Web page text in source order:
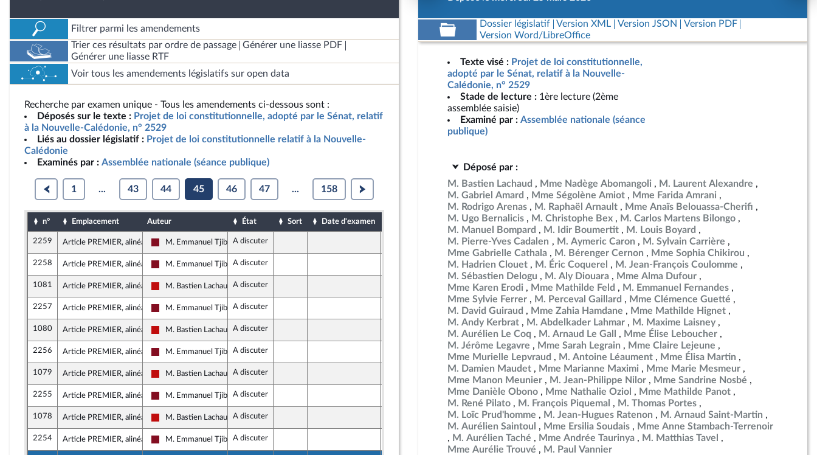
Filtrer parmi les amendements
Trier ces résultats par ordre de passage
Générer une liasse PDF
Générer une liasse RTF
Voir tous les amendements législatifs sur open data
Recherche par examen unique - Tous les amendements ci-dessous sont :
Déposés sur le texte : Projet de loi constitutionnelle, adopté par le Sénat, relatif
à la Nouvelle-Calédonie, n° 2529
Liés au dossier législatif : Projet de loi constitutionnelle relatif à la Nouvelle-
Calédonie
Examinés par : Assemblée nationale (séance publique)
1 ... 43 44 45 46 47 ... 158
n° Emplacement Auteur État Sort Date d'examen
2259 Article PREMIER, alinéa 1
Gauche Démocrate et Républicaine
M. Emmanuel TjibaouA discuter
2258 Article PREMIER, alinéa 1
Gauche Démocrate et Républicaine
M. Emmanuel TjibaouA discuter
1081 Article PREMIER, alinéa 1
La France insoumise - Nouveau Front Populaire
M. Bastien Lachaud A discuter
2257 Article PREMIER, alinéa 1
Gauche Démocrate et Républicaine
M. Emmanuel TjibaouA discuter
1080 Article PREMIER, alinéa 1
La France insoumise - Nouveau Front Populaire
M. Bastien Lachaud A discuter
2256 Article PREMIER, alinéa 1
Gauche Démocrate et Républicaine
M. Emmanuel TjibaouA discuter
1079 Article PREMIER, alinéa 1
La France insoumise - Nouveau Front Populaire
M. Bastien Lachaud A discuter
2255 Article PREMIER, alinéa 1
Gauche Démocrate et Républicaine
M. Emmanuel TjibaouA discuter
1078 Article PREMIER, alinéa 1
La France insoumise - Nouveau Front Populaire
M. Bastien Lachaud A discuter
2254 Article PREMIER, alinéa 1
Gauche Démocrate et Républicaine
M. Emmanuel TjibaouA discuter
Dossier législatif Version XML Version JSON
Version PDF
Version Word/LibreOffice
Texte visé : Projet de loi constitutionnelle,
adopté par le Sénat, relatif à la Nouvelle-
Calédonie, n° 2529
Stade de lecture : 1ère lecture (2ème
assemblée saisie)
Examiné par : Assemblée nationale (séance
publique)
Déposé par :
M. Bastien Lachaud
Mme Nadège Abomangoli
M. Laurent Alexandre
M. Gabriel Amard
Mme Ségolène Amiot
Mme Farida Amrani
M. Rodrigo Arenas
M. Raphaël Arnault
Mme Anaïs Belouassa-Cherifi
M. Ugo Bernalicis
M. Christophe Bex
M. Carlos Martens Bilongo
M. Manuel Bompard
M. Idir Boumertit
M. Louis Boyard
M. Pierre-Yves Cadalen
M. Aymeric Caron
M. Sylvain Carrière
Mme Gabrielle Cathala
M. Bérenger Cernon
Mme Sophia Chikirou
M. Hadrien Clouet
M. Éric Coquerel
M. Jean-François Coulomme
M. Sébastien Delogu
M. Aly Diouara
Mme Alma Dufour
Mme Karen Erodi
Mme Mathilde Feld
M. Emmanuel Fernandes
Mme Sylvie Ferrer
M. Perceval Gaillard
Mme Clémence Guetté
M. David Guiraud
Mme Zahia Hamdane
Mme Mathilde Hignet
M. Andy Kerbrat
M. Abdelkader Lahmar
M. Maxime Laisney
M. Aurélien Le Coq
M. Arnaud Le Gall
Mme Élise Leboucher
M. Jérôme Legavre
Mme Sarah Legrain
Mme Claire Lejeune
Mme Murielle Lepvraud
M. Antoine Léaument
Mme Élisa Martin
M. Damien Maudet
Mme Marianne Maximi
Mme Marie Mesmeur
Mme Manon Meunier
M. Jean-Philippe Nilor
Mme Sandrine Nosbé
Mme Danièle Obono
Mme Nathalie Oziol
Mme Mathilde Panot
M. René Pilato
M. François Piquemal
M. Thomas Portes
M. Loïc Prud'homme
M. Jean-Hugues Ratenon
M. Arnaud Saint-Martin
M. Aurélien Saintoul
Mme Ersilia Soudais
Mme Anne Stambach-Terrenoir
M. Aurélien Taché
Mme Andrée Taurinya
M. Matthias Tavel
Mme Aurélie Trouvé
M. Paul Vannier